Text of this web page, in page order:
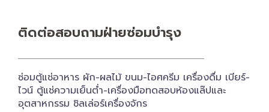
ติดต่อสอบถาม​ฝ่ายซ่อมบำรุง
ซ่อมตู้แช่อาหาร ผัก-ผลไม้ ขนม-ไอศครีม เครื่องดื่ม เบียร์-
ไวน์ ตู้แช่ความเย็นต่ำ-เครื่องมือทดสอบห้องแล๊ปและ
อุตสาหกรรม ชิลเล่อร์เครื่อง​จักร